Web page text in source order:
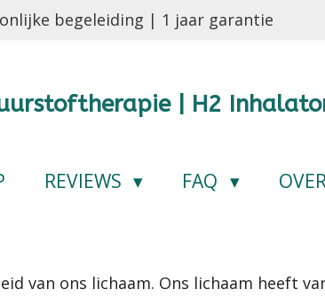
begeleiding | 1 jaar garantie
| H2
REVIEWS FAQ
van ons lichaam. Ons lichaam heeft